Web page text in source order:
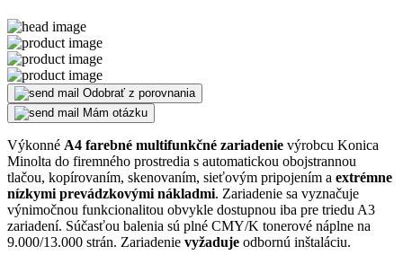
Odobrať z porovnania
Mám otázku
Výkonné A4 farebné multifunkčné zariadenie výrobcu Konica
Minolta do firemného prostredia s automatickou obojstrannou
tlačou, kopírovaním, skenovaním, sieťovým pripojením a extrémne
nízkymi prevádzkovými nákladmi. Zariadenie sa vyznačuje
výnimočnou funkcionalitou obvykle dostupnou iba pre triedu A3
zariadení. Súčasťou balenia sú plné CMY/K tonerové náplne na
9.000/13.000 strán. Zariadenie vyžaduje odbornú inštaláciu.